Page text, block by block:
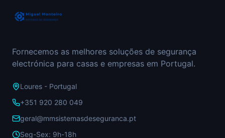
Fornecemos as melhores soluções de segurança
electrónica para casas e empresas em Portugal.
Loures - Portugal
+351 920 280 049
geral@mmsistemasdeseguranca.pt
Seg-Sex: 9h-18h